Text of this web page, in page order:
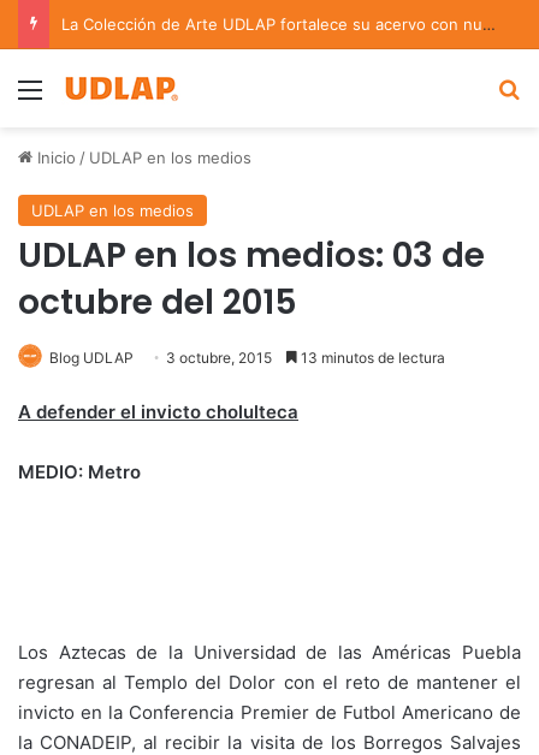
Académica UDLAP asesora un proyecto que creará dispositivo capaz de clasificar episodios ansioso-depresivos
Menu
Inicio / UDLAP en los medios
UDLAP en los medios
UDLAP en los medios: 03 de
octubre del 2015
Blog UDLAP 3 octubre, 2015 13 minutos de lectura
A defender el invicto cholulteca
MEDIO: Metro
Los Aztecas de la Universidad de las Américas Puebla
regresan al Templo del Dolor con el reto de mantener el
invicto en la Conferencia Premier de Futbol Americano de
la CONADEIP, al recibir la visita de los Borregos Salvajes